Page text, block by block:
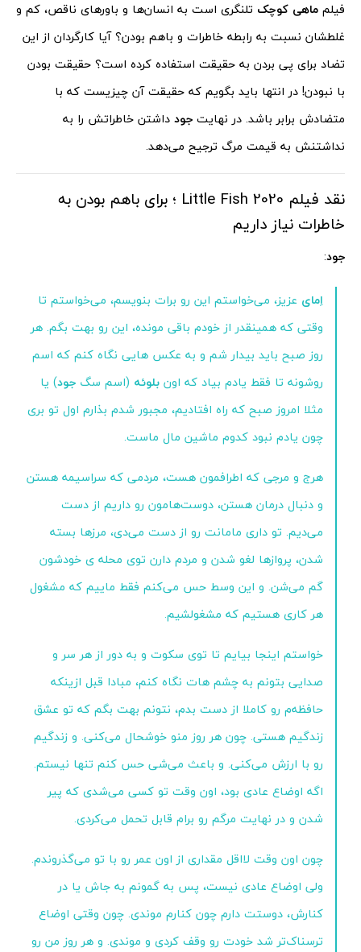
فیلم ماهی کوچک تلنگری است به انسان‌ها و باورهای ناقص، کم و
غلطشان نسبت به رابطه خاطرات و باهم بودن؟ آیا کارگردان از این
تضاد برای پی بردن به حقیقت استفاده کرده است؟ حقیقت بودن
با نبودن! در انتها باید بگویم که حقیقت آن چیزیست که با
متضادش برابر باشد. در نهایت جود داشتن خاطراتش را به
نداشتنش به قیمت مرگ ترجیح می‌دهد.
نقد فیلم 2020 Little Fish ؛ برای باهم بودن به
خاطرات نیاز داریم
جود:
اِمای عزیز، می‌خواستم این رو برات بنویسم، می‌خواستم تا
وقتی که همینقدر از خودم باقی مونده، این رو بهت بگم. هر
روز صبح باید بیدار شم و به عکس هایی نگاه کنم که اسم
روشونه تا فقط یادم بیاد که اون بلوئه (اسم سگ جود) یا
مثلا امروز صبح که راه افتادیم، مجبور شدم بذارم اول تو بری
چون یادم نبود کدوم ماشین مال ماست.
هرج و مرجی که اطرافمون هست، مردمی که سراسیمه هستن
و دنبال درمان هستن، دوست‌هامون رو داریم از دست
می‌دیم. تو داری مامانت رو از دست می‌دی، مرزها بسته
شدن، پروازها لغو شدن و مردم دارن توی محله ی خودشون
گم می‌شن. و این وسط حس می‌کنم فقط ماییم که مشغول
هر کاری هستیم که مشغولشیم.
خواستم اینجا بیایم تا توی سکوت و به دور از هر سر و
صدایی بتونم به چشم هات نگاه کنم، مبادا قبل ازینکه
حافظه‌م رو کاملا از دست بدم، نتونم بهت بگم که تو عشق
زندگیم هستی. چون هر روز منو خوشحال می‌کنی. و زندگیم
رو با ارزش می‌کنی. و باعث می‌شی حس کنم تنها نیستم.
اگه اوضاع عادی بود، اون وقت تو کسی می‌شدی که پیر
شدن و در نهایت مرگم رو برام قابل تحمل می‌کردی.
چون اون وقت لااقل مقداری از اون عمر رو با تو می‌گذروندم.
ولی اوضاع عادی نیست، پس به گمونم به جاش یا در
کنارش، دوستت دارم چون کنارم موندی. چون وقتی اوضاع
ترسناک‌تر شد خودت رو وقف کردی و موندی. و هر روز من رو